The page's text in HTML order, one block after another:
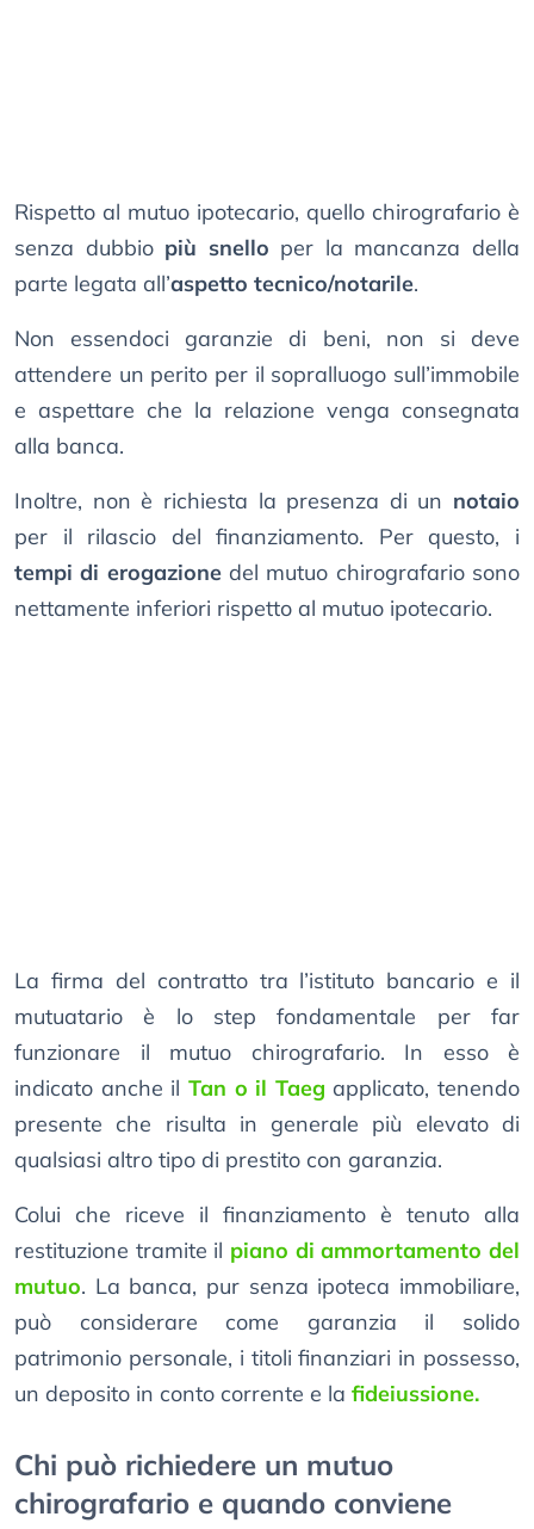
Rispetto al mutuo ipotecario, quello chirografario è
senza dubbio più snello per la mancanza della
parte legata all’aspetto tecnico/notarile.
Non essendoci garanzie di beni, non si deve
attendere un perito per il sopralluogo sull’immobile
e aspettare che la relazione venga consegnata
alla banca.
Inoltre, non è richiesta la presenza di un notaio
per il rilascio del finanziamento. Per questo, i
tempi di erogazionedel mutuo chirografario sono
nettamente inferiori rispetto al mutuo ipotecario.
La firma del contratto tra l’istituto bancario e il
mutuatario è lo step fondamentale per far
funzionare il mutuo chirografario. In esso è
indicato anche il Tan o il Taeg applicato, tenendo
presente che risulta in generale più elevato di
qualsiasi altro tipo di prestito con garanzia.
Colui che riceve il finanziamento è tenuto alla
restituzione tramite il piano di ammortamento del
mutuo. La banca, pur senza ipoteca immobiliare,
può considerare come garanzia il solido
patrimonio personale, i titoli finanziari in possesso,
un deposito in conto corrente e la fideiussione.
Chi può richiedere un mutuo
chirografario e quando conviene